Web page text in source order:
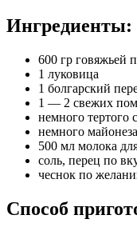
Ингредиенты:
600 гр говяжьей
1 луковица
1 болгарский
1 — 2 свежих
немного тертого
немного майонеза
500 мл молока
соль, перец по
чеснок по
Способ